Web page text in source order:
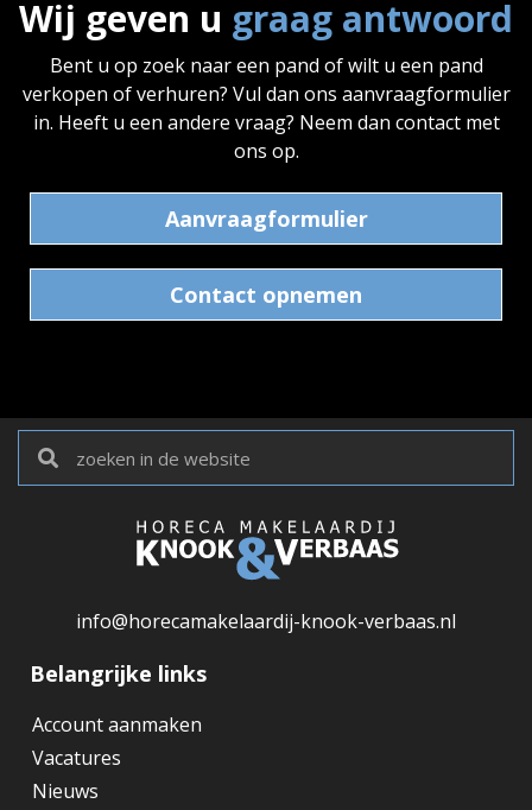
Wij geven u graag antwoord
Bent u op zoek naar een pand of wilt u een pand
verkopen of verhuren? Vul dan ons aanvraagformulier
in. Heeft u een andere vraag? Neem dan contact met
ons op.
Aanvraagformulier
Contact opnemen
info@horecamakelaardij-knook-verbaas.nl
Belangrijke links
Account aanmaken
Vacatures
Nieuws